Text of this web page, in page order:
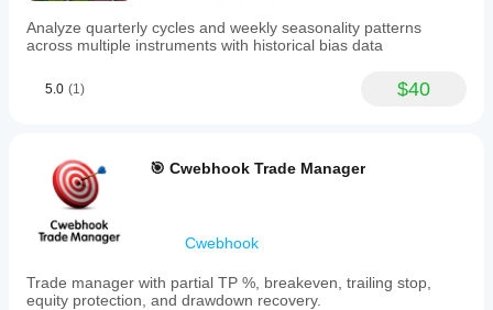
Analyze quarterly cycles and weekly seasonality patterns
across multiple instruments with historical bias data
5.0 (1) $40
🎯 Cwebhook Trade Manager
Cwebhook
Trade manager with partial TP %, breakeven, trailing stop,
equity protection, and drawdown recovery.